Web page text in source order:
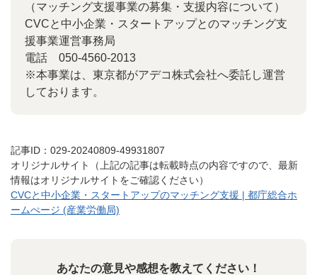
（マッチング支援事業の募集・支援内容について）
CVCと中小企業・スタートアップとのマッチング支
援事業運営事務局
電話 050-4560-2013
※本事業は、東京都がアデコ株式会社へ委託し運営
しております。
記事ID：029-20240809-49931807
オリジナルサイト（上記の記事は転載時点の内容ですので、最新
情報はオリジナルサイトをご確認ください）
CVCと中小企業・スタートアップのマッチング支援 | 都庁総合ホ
ームぺージ (産業労働局)
あなたの意見や感想を教えてください！